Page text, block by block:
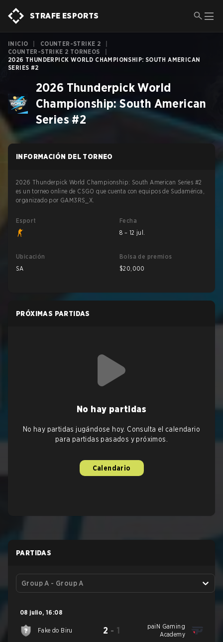
STRAFE ESPORTS
INICIO COUNTER-STRIKE 2
COUNTER-STRIKE 2 TORNEOS
2026 THUNDERPICK WORLD CHAMPIONSHIP: SOUTH AMERICAN
SERIES #2
2026 Thunderpick World
Championship: South American
Series #2
INFORMACIÓN DEL TORNEO
2026 Thunderpick World Championship: South American Series #2
es un torneo online de CSGO que cuenta con equipos de Sudamérica,
organizado por GAM3RS_X.
Esport
Fecha
8 – 12 jul.
Ubicación
SA
Bolsa de premios
$20,000
PRÓXIMAS PARTIDAS
No hay partidas
No hay partidas jugándose hoy. Consulta el calendario
para partidas pasados y próximos.
Calendario
PARTIDAS
Group A - Group A
08 julio, 16:08
Fake do Biru 2 - 1
paiN Gaming
Academy